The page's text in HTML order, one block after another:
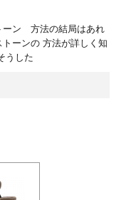
ーン 方法の結局はあれ
ーンの 方法が詳しく知
うした